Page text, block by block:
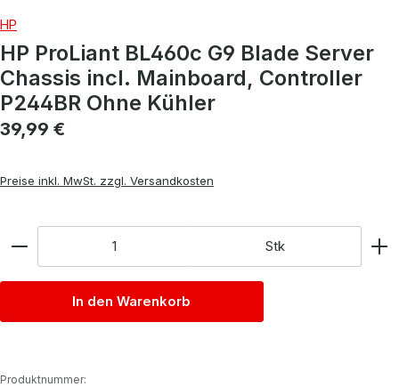
HP
HP ProLiant BL460c G9 Blade Server
Chassis incl. Mainboard, Controller
P244BR Ohne Kühler
Regulärer Preis:
39,99 €
Preise inkl. MwSt. zzgl. Versandkosten
Stk
In den Warenkorb
Produktnummer: